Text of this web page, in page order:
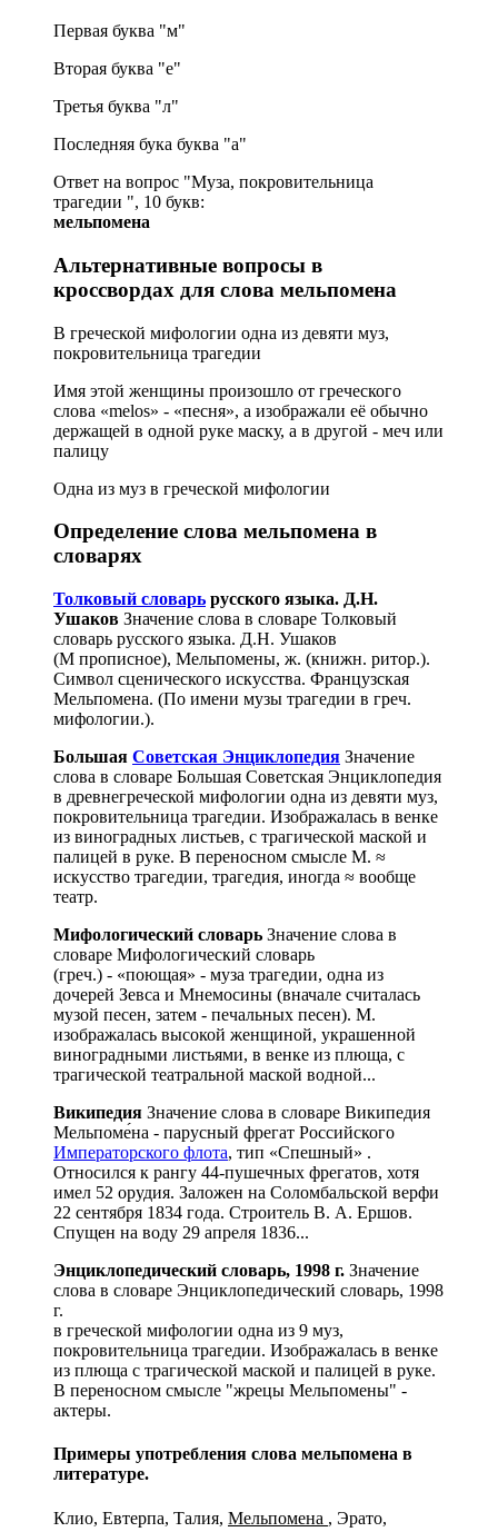
Первая буква "м"
Вторая буква "е"
Третья буква "л"
Последняя бука буква "а"
Ответ на вопрос "Муза, покровительница
трагедии ", 10 букв:
мельпомена
Альтернативные вопросы в
кроссвордах для слова мельпомена
В греческой мифологии одна из девяти муз,
покровительница трагедии
Имя этой женщины произошло от греческого
слова «melos» - «песня», а изображали её обычно
держащей в одной руке маску, а в другой - меч или
палицу
Одна из муз в греческой мифологии
Определение слова мельпомена в
словарях
Толковый словарь русского языка. Д.Н.
Ушаков Значение слова в словаре Толковый
словарь русского языка. Д.Н. Ушаков
(М прописное), Мельпомены, ж. (книжн. ритор.).
Символ сценического искусства. Французская
Мельпомена. (По имени музы трагедии в греч.
мифологии.).
Большая Советская Энциклопедия Значение
слова в словаре Большая Советская Энциклопедия
в древнегреческой мифологии одна из девяти муз,
покровительница трагедии. Изображалась в венке
из виноградных листьев, с трагической маской и
палицей в руке. В переносном смысле М. ≈
искусство трагедии, трагедия, иногда ≈ вообще
театр.
Мифологический словарь Значение слова в
словаре Мифологический словарь
(греч.) - «поющая» - муза трагедии, одна из
дочерей Зевса и Мнемосины (вначале считалась
музой песен, затем - печальных песен). М.
изображалась высокой женщиной, украшенной
виноградными листьями, в венке из плюща, с
трагической театральной маской водной...
Википедия Значение слова в словаре Википедия
Мельпоме́на - парусный фрегат Российского
Императорского флота, тип «Спешный» .
Относился к рангу 44-пушечных фрегатов, хотя
имел 52 орудия. Заложен на Соломбальской верфи
22 сентября 1834 года. Строитель В. А. Ершов.
Спущен на воду 29 апреля 1836...
Энциклопедический словарь, 1998 г. Значение
слова в словаре Энциклопедический словарь, 1998
г.
в греческой мифологии одна из 9 муз,
покровительница трагедии. Изображалась в венке
из плюща с трагической маской и палицей в руке.
В переносном смысле "жрецы Мельпомены" -
актеры.
Примеры употребления слова мельпомена в
литературе.
Клио, Евтерпа, Талия, Мельпомена , Эрато,